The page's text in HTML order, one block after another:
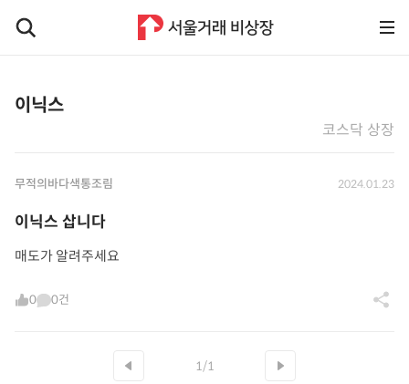
이닉스
코스닥 상장
무적의바다색통조림 2024.01.23
이닉스 삽니다
매도가 알려주세요
0 0건
1/1